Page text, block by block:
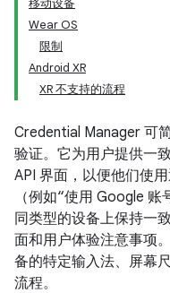
移动设备
Wear OS
限制
Android XR
XR 不支持的流程
Credential Manager 可
验证。它为用户提供一
API 界面，以便他们使
（例如“使用 Google
同类型的设备上保持一
面和用户体验注意事项
备的特定输入法、屏幕
流程。